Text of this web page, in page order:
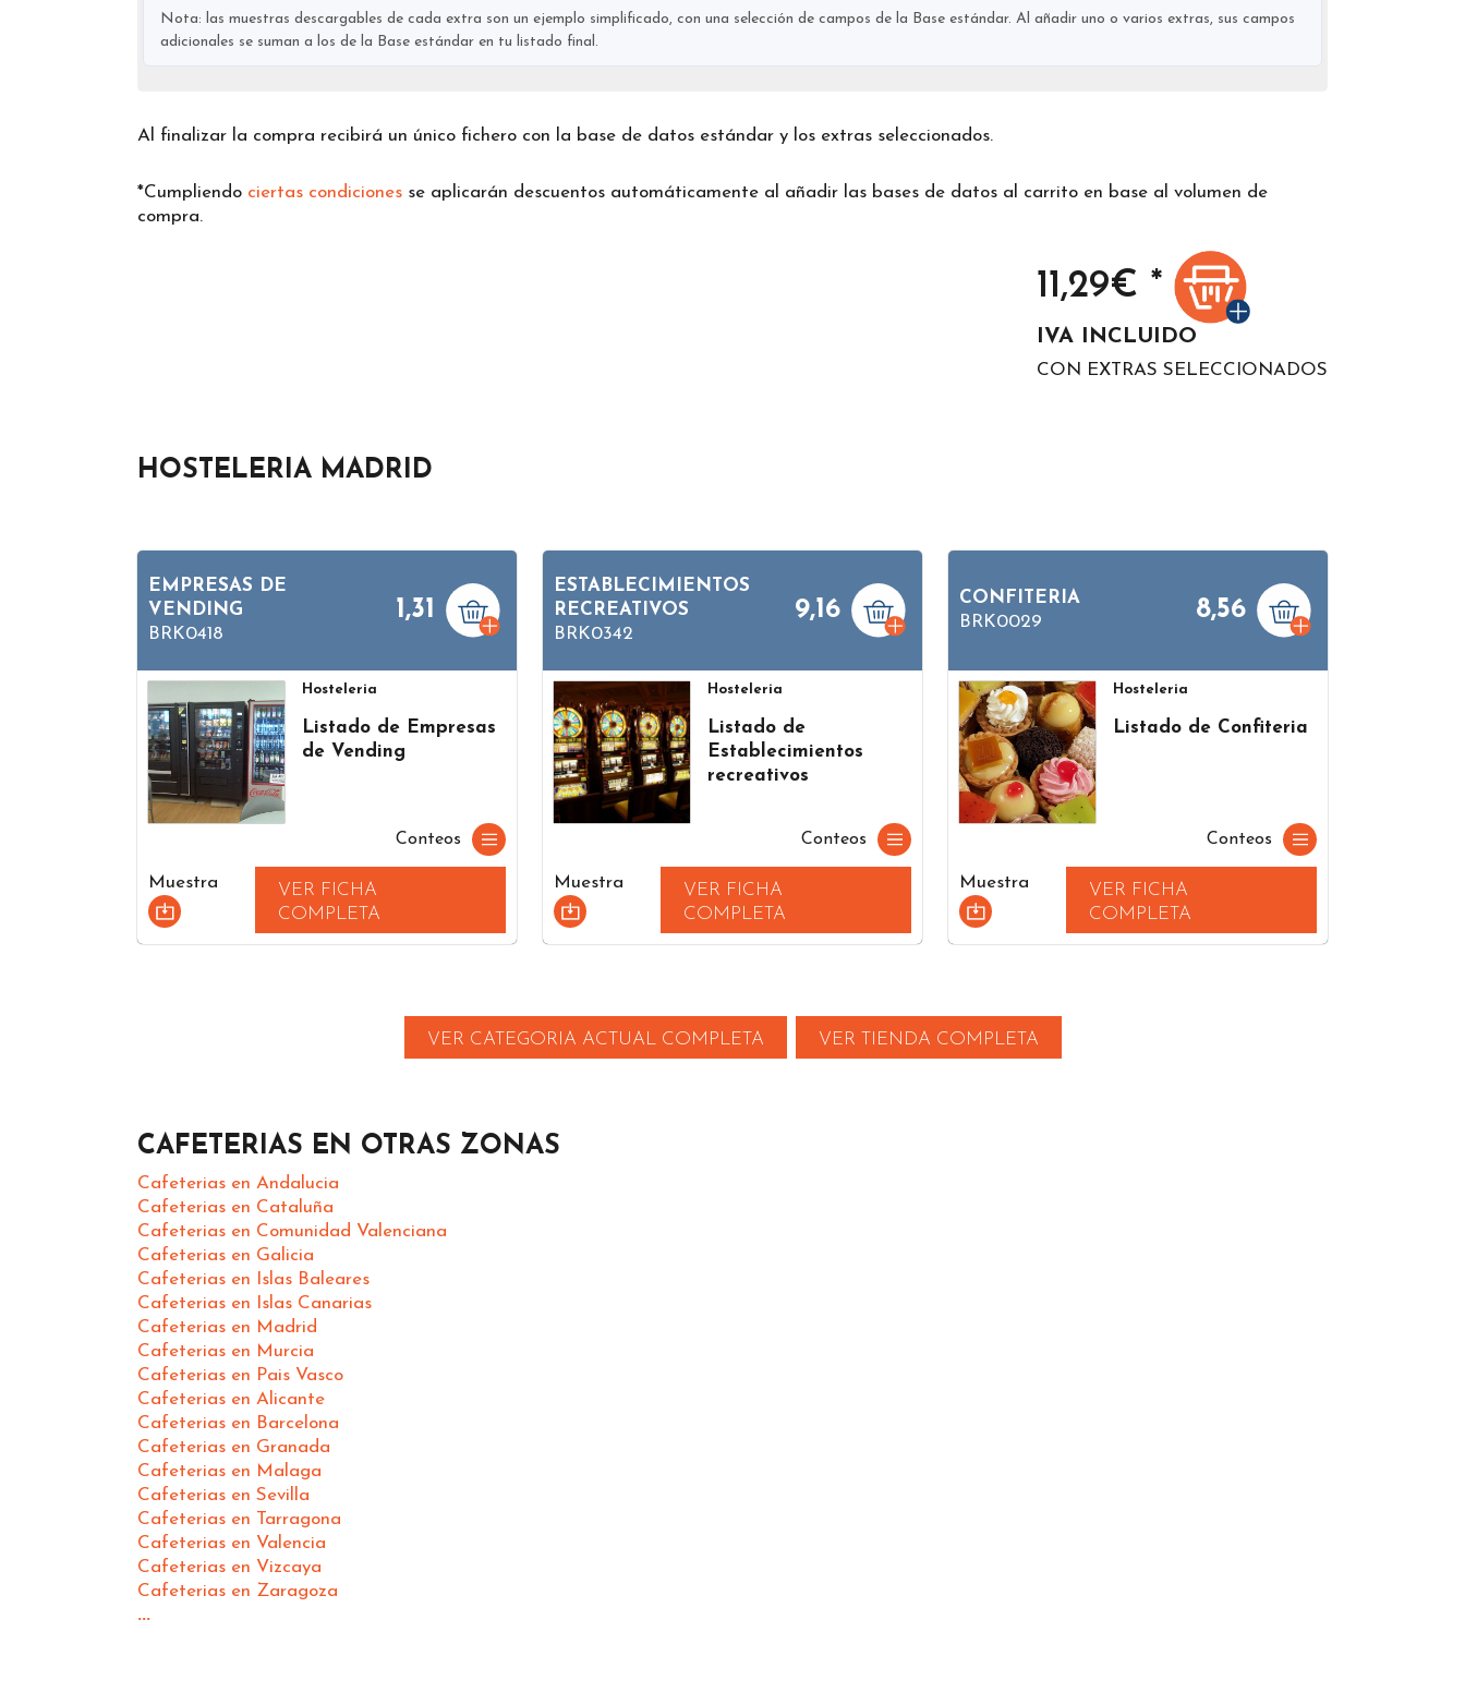
Nota: las muestras descargables de cada extra son un ejemplo simplificado, con una selección de campos de la Base estándar. Al añadir uno o varios extras, sus campos
adicionales se suman a los de la Base estándar en tu listado final.
Al finalizar la compra recibirá un único fichero con la base de datos estándar y los extras seleccionados.
*Cumpliendo ciertas condiciones se aplicarán descuentos automáticamente al añadir las bases de datos al carrito en base al volumen de
compra.
11,29€ *
IVA INCLUIDO
CON EXTRAS SELECCIONADOS
HOSTELERIA MADRID
EMPRESAS DE
VENDING
BRK0418
1,31
Hosteleria
Listado de Empresas
de Vending
Conteos
Muestra
VER FICHA
COMPLETA
ESTABLECIMIENTOS
RECREATIVOS
BRK0342
9,16
Hosteleria
Listado de
Establecimientos
recreativos
Conteos
Muestra
VER FICHA
COMPLETA
CONFITERIA
BRK0029
8,56
Hosteleria
Listado de Confiteria
Conteos
Muestra
VER FICHA
COMPLETA
VER CATEGORIA ACTUAL COMPLETA VER TIENDA COMPLETA
CAFETERIAS EN OTRAS ZONAS
Cafeterias en Andalucia
Cafeterias en Cataluña
Cafeterias en Comunidad Valenciana
Cafeterias en Galicia
Cafeterias en Islas Baleares
Cafeterias en Islas Canarias
Cafeterias en Madrid
Cafeterias en Murcia
Cafeterias en Pais Vasco
Cafeterias en Alicante
Cafeterias en Barcelona
Cafeterias en Granada
Cafeterias en Malaga
Cafeterias en Sevilla
Cafeterias en Tarragona
Cafeterias en Valencia
Cafeterias en Vizcaya
Cafeterias en Zaragoza
...